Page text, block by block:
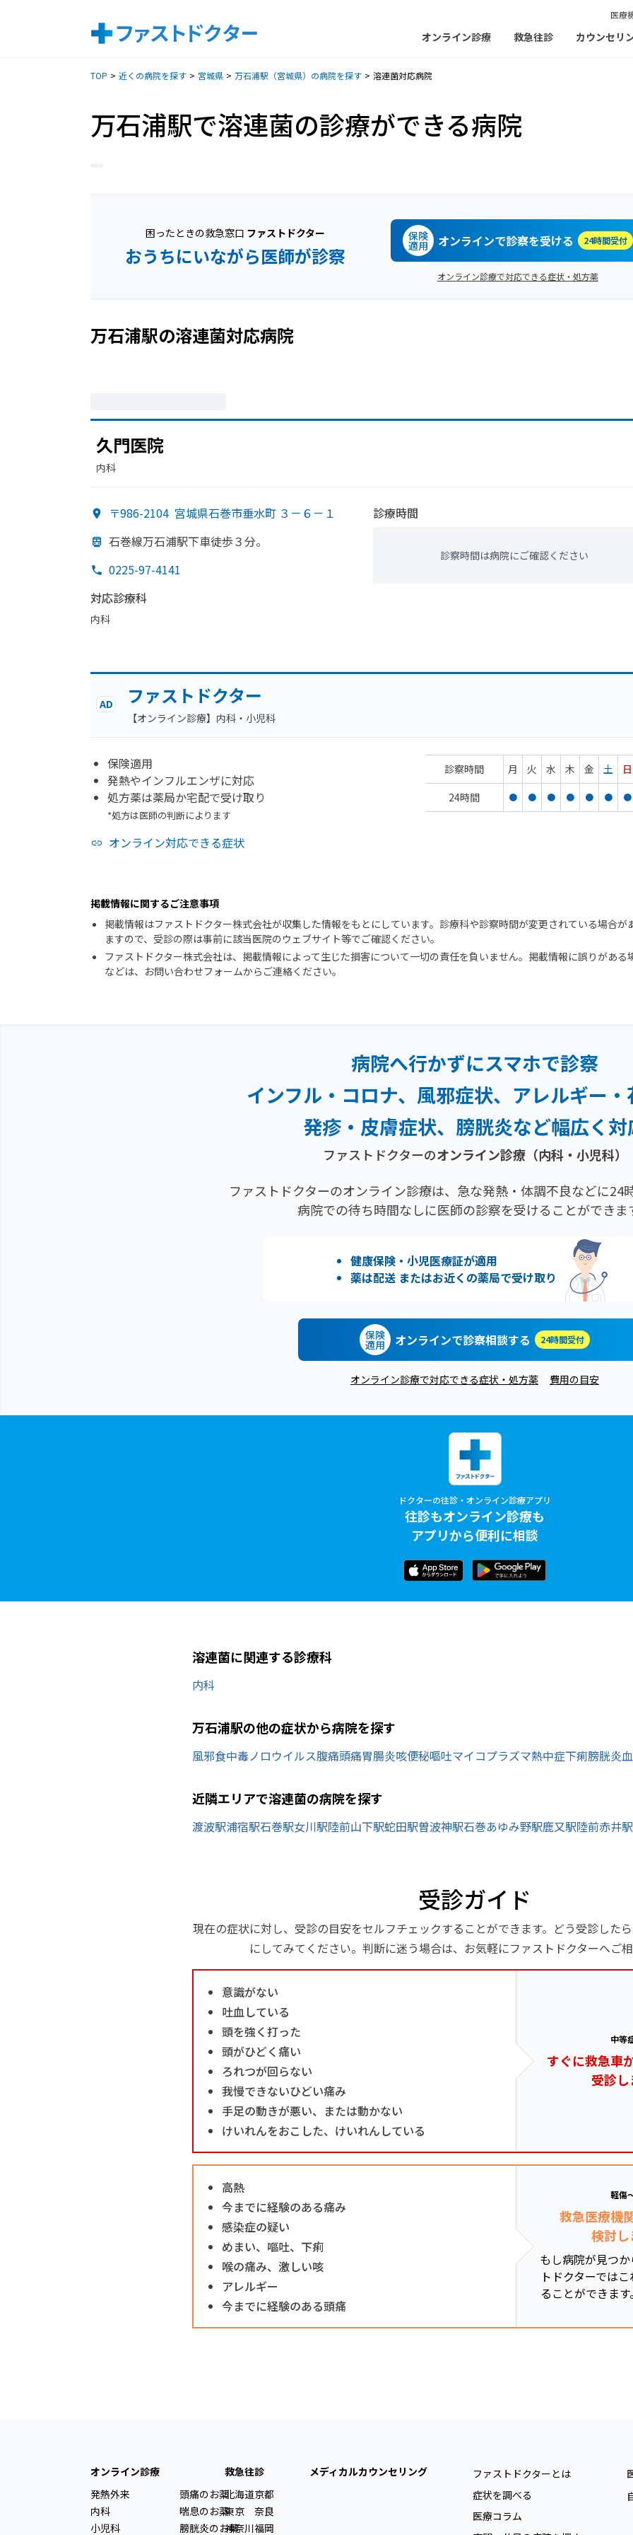
医療
オンライン診療 救急往診 カウンセリ
TOP 近くの病院を探す 宮城県 万石浦駅（宮城県）の病院を探す 溶連菌対応病院
万石浦駅で溶連菌の診療ができる病院
困ったときの救急窓口 ファストドクター
おうちにいながら医師が診察
保険
適用 オンラインで診察を受ける 24時間受付
オンライン診療で対応できる症状・処方薬
万石浦駅の溶連菌対応病院
久門医院
内科
〒986-2104 宮城県石巻市垂水町 ３－６－１
石巻線万石浦駅下車徒歩３分。
0225-97-4141
対応診療科
内科
診療時間
診察時間は病院にご確認ください
AD ファストドクター
【オンライン診療】内科・小児科
保険適用
発熱やインフルエンザに対応
処方薬は薬局か宅配で受け取り
*処方は医師の判断によります
オンライン対応できる症状
診察時間 月 火 水 木 金 土
日
24時間
● ● ● ● ● ● ●
掲載情報に関するご注意事項
掲載情報はファストドクター株式会社が収集した情報をもとにしています。診療科や診察時間が変更されている場合が
ますので、受診の際は事前に該当医院のウェブサイト等でご確認ください。
ファストドクター株式会社は、掲載情報によって生じた損害について一切の責任を負いません。掲載情報に誤りがある
などは、お問い合わせフォームからご連絡ください。
病院へ行かずにスマホで診察
インフル・コロナ、風邪症状、 アレルギー
発疹・ 皮膚症状、膀胱炎など幅広く対
ファストドクターのオンライン診療（内科・小児科）
ファストドクターのオンライン診療は、急な発熱・体調不良などに24
病院での待ち時間なしに医師の診察を受けることができま
健康保険・小児医療証が適用
薬は配送 またはお近くの薬局で受け取り
保険
適用 オンラインで診察相談する 24時間受付
オンライン診療で対応できる症状・処方薬 費用の目安
ドクターの往診・オンライン診療アプリ
往診もオンライン診療も
アプリから便利に相談
溶連菌に関連する診療科
内科
万石浦駅の他の症状から病院を探す
風邪食中毒ノロウイルス腹痛頭痛胃腸炎咳便秘嘔吐マイコプラズマ熱中症下痢膀胱炎
近隣エリアで溶連菌の病院を探す
渡波駅浦宿駅石巻駅女川駅陸前山下駅蛇田駅曽波神駅石巻あゆみ野駅鹿又駅陸前赤井駅
受診ガイド
現在の症状に対し、受診の目安をセルフチェックすることができます。どう受診した
にしてみてください。判断に迷う場合は、お気軽にファストドクターへご
意識がない
吐血している
頭を強く打った
頭がひどく痛い
ろれつが回らない
我慢できないひどい痛み
手足の動きが悪い、または動かない
けいれんをおこした、けいれんしている
中等
すぐに救急車
受診
高熱
今までに経験のある痛み
感染症の疑い
めまい、嘔吐、下痢
喉の痛み、激しい咳
アレルギー
今までに経験のある頭痛
軽傷
救急医療機
検討
もし病院が見つ
トドクターでは
ることができま
オンライン診療
発熱外来
内科
小児科
頭痛のお薬
喘息のお薬
膀胱炎のお薬
救急往診
北海道
東京
神奈川
京都
奈良
福岡
メディカルカウンセリング
ファストドクターとは
症状を調べる
医療コラム